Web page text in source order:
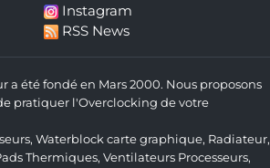
Instagram
RSS News
été fondé en Mars 2000. Nous proposons
pratiquer l'Overclocking de votre
, Waterblock carte graphique, Radiateur,
Thermiques, Ventilateurs Processeurs,